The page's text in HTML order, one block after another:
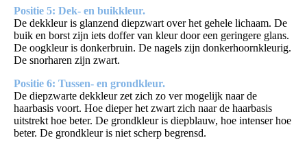
Positie 5: Dek- en buikkleur.
De dekkleur is glanzend diepzwart over het gehele lichaam. De
buik en borst zijn iets doffer van kleur door een geringere glans.
De oogkleur is donkerbruin. De nagels zijn donkerhoornkleurig.
De snorharen zijn zwart.
Positie 6: Tussen- en grondkleur.
De diepzwarte dekkleur zet zich zo ver mogelijk naar de
haarbasis voort. Hoe dieper het zwart zich naar de haarbasis
uitstrekt hoe beter. De grondkleur is diepblauw, hoe intenser hoe
beter. De grondkleur is niet scherp begrensd.